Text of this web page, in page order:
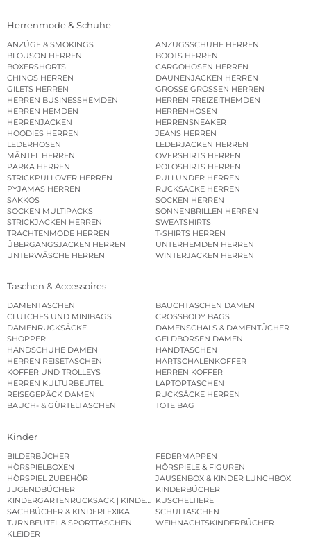
Herrenmode & Schuhe
ANZÜGE & SMOKINGS
ANZUGSSCHUHE HERREN
BLOUSON HERREN
BOOTS HERREN
BOXERSHORTS
CARGOHOSEN HERREN
CHINOS HERREN
DAUNENJACKEN HERREN
GILETS HERREN
GROSSE GRÖSSEN HERREN
HERREN BUSINESSHEMDEN
HERREN FREIZEITHEMDEN
HERREN HEMDEN
HERRENHOSEN
HERRENJACKEN
HERRENSNEAKER
HOODIES HERREN
JEANS HERREN
LEDERHOSEN
LEDERJACKEN HERREN
MÄNTEL HERREN
OVERSHIRTS HERREN
PARKA HERREN
POLOSHIRTS HERREN
STRICKPULLOVER HERREN
PULLUNDER HERREN
PYJAMAS HERREN
RUCKSÄCKE HERREN
SAKKOS
SOCKEN HERREN
SOCKEN MULTIPACKS
SONNENBRILLEN HERREN
STRICKJACKEN HERREN
SWEATSHIRTS
TRACHTENMODE HERREN
T-SHIRTS HERREN
ÜBERGANGSJACKEN HERREN
UNTERHEMDEN HERREN
UNTERWÄSCHE HERREN
WINTERJACKEN HERREN
Taschen & Accessoires
DAMENTASCHEN
BAUCHTASCHEN DAMEN
CLUTCHES UND MINIBAGS
CROSSBODY BAGS
DAMENRUCKSÄCKE
DAMENSCHALS & DAMENTÜCHER
SHOPPER
GELDBÖRSEN DAMEN
HANDSCHUHE DAMEN
HANDTASCHEN
HERREN REISETASCHEN
HARTSCHALENKOFFER
KOFFER UND TROLLEYS
HERREN KOFFER
HERREN KULTURBEUTEL
LAPTOPTASCHEN
REISEGEPÄCK DAMEN
RUCKSÄCKE HERREN
BAUCH- & GÜRTELTASCHEN
TOTE BAG
Kinder
BILDERBÜCHER
FEDERMAPPEN
HÖRSPIELBOXEN
HÖRSPIELE & FIGUREN
HÖRSPIEL ZUBEHÖR
JAUSENBOX & KINDER LUNCHBOX
JUGENDBÜCHER
KINDERBÜCHER
KINDERGARTENRUCKSACK | KINDERGARTENBEUTEL
KUSCHELTIERE
SACHBÜCHER & KINDERLEXIKA
SCHULTASCHEN
TURNBEUTEL & SPORTTASCHEN
WEIHNACHTSKINDERBÜCHER
KLEIDER